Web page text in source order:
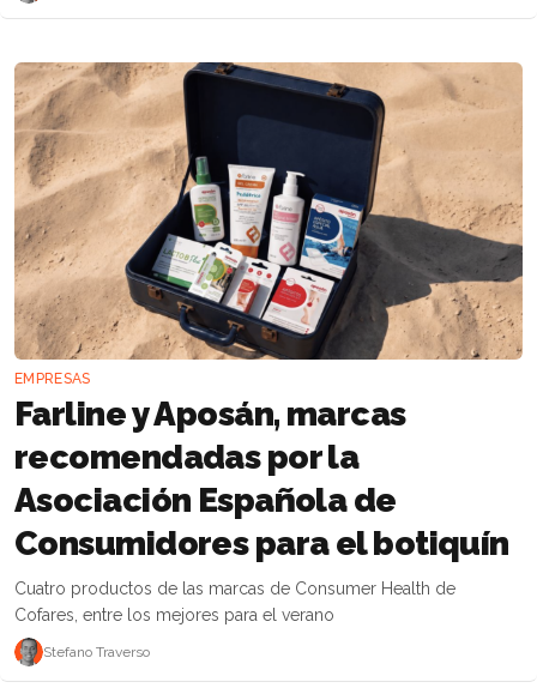
EMPRESAS
Farline y Aposán, marcas
recomendadas por la
Asociación Española de
Consumidores para el botiquín
Cuatro productos de las marcas de Consumer Health de
Cofares, entre los mejores para el verano
Stefano Traverso